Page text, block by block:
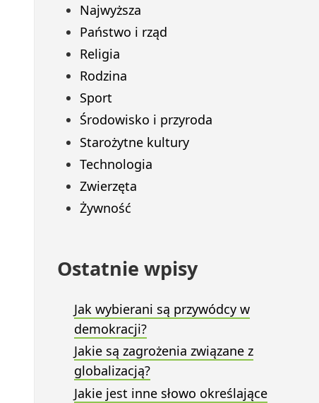
Najwyższa
Państwo i rząd
Religia
Rodzina
Sport
Środowisko i przyroda
Starożytne kultury
Technologia
Zwierzęta
Żywność
Ostatnie wpisy
Jak wybierani są przywódcy w
demokracji?
Jakie są zagrożenia związane z
globalizacją?
Jakie jest inne słowo określające